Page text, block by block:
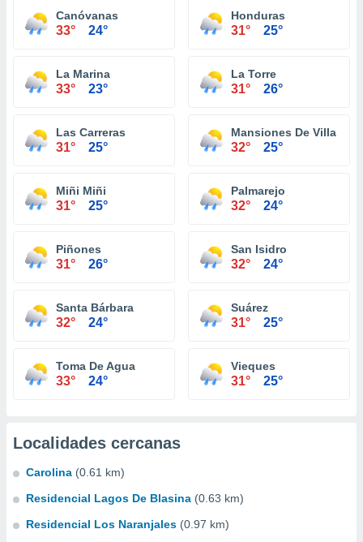
Canóvanas
33° 24°
Honduras
31° 25°
La Marina
33° 23°
La Torre
31° 26°
Las Carreras
31° 25°
Mansiones De Villa
32° 25°
Miñi Miñi
31° 25°
Palmarejo
32° 24°
Piñones
31° 26°
San Isidro
32° 24°
Santa Bárbara
32° 24°
Suárez
31° 25°
Toma De Agua
33° 24°
Vieques
31° 25°
Localidades cercanas
Carolina (0.61 km)
Residencial Lagos De Blasina (0.63 km)
Residencial Los Naranjales (0.97 km)